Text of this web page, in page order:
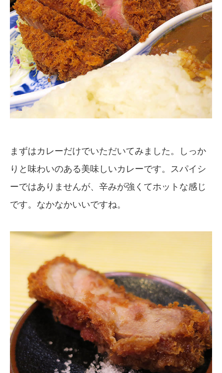
まずはカレーだけでいただいてみました。しっか
りと味わいのある美味しいカレーです。スパイシ
ーではありませんが、辛みが強くてホットな感じ
です。なかなかいいですね。